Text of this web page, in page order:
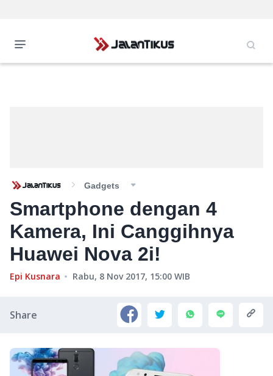
Gadgets
Smartphone dengan 4
Kamera, Ini Canggihnya
Huawei Nova 2i!
Epi Kusnara Rabu, 8 Nov 2017, 15:00 WIB
Share